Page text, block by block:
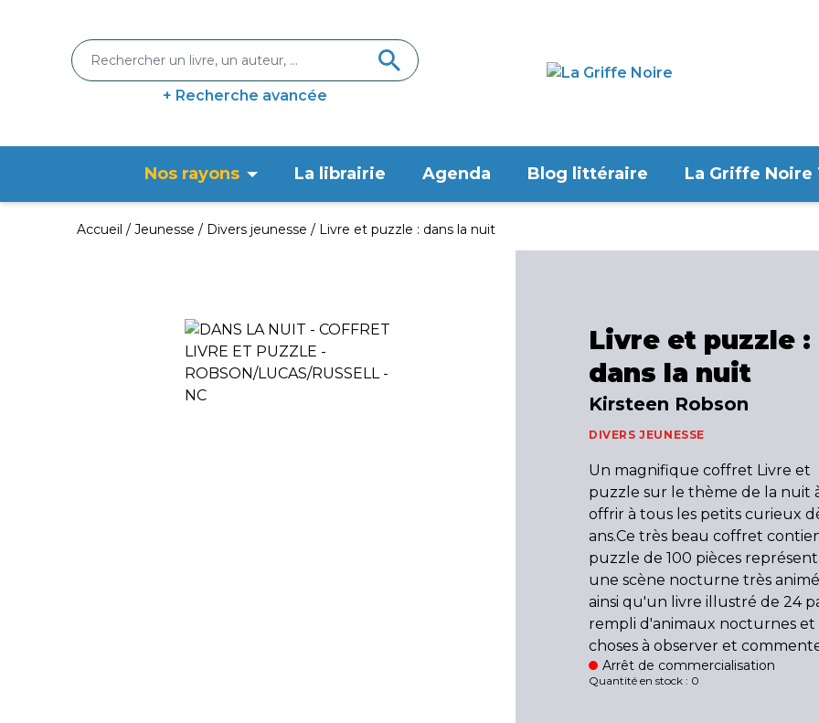
+ Recherche avancée
Nos rayons La librairie Agenda Blog littéraire La Griffe Noire
Accueil Jeunesse Divers jeunesse Livre et puzzle : dans la nuit
Livre et puzzle :
dans la nuit
Kirsteen Robson
DIVERS JEUNESSE
Un magnifique coffret Livre et
puzzle sur le thème de la nuit
offrir à tous les petits curieux
ans.Ce très beau coffret
puzzle de 100 pièces
une scène nocturne très
ainsi qu'un livre illustré de 24
rempli d'animaux nocturnes et
choses à observer et
Arrêt de commercialisation
Quantité en stock : 0